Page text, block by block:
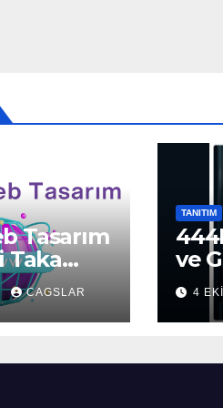
Tasarım
Taka
CAGSLAR
TANITIM
ve
4